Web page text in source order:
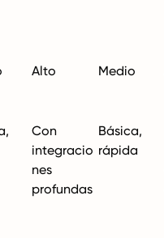
Alto Medio
Con
integracio
nes
profundas
Básica,
rápida